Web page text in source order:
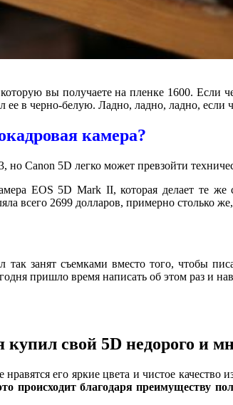
вы получаете на пленке 1600. Если
в черно-белую. Ладно, ладно, ладно,
камера?
Canon 5D легко может превзойти
EOS 5D Mark II, которая делает те
всего 2699 долларов, примерно столько
занят съемками вместо того, чтобы
пришло время написать об этом раз и
свой 5D недорого и
его яркие цвета и чистое
происходит благодаря преимуществу